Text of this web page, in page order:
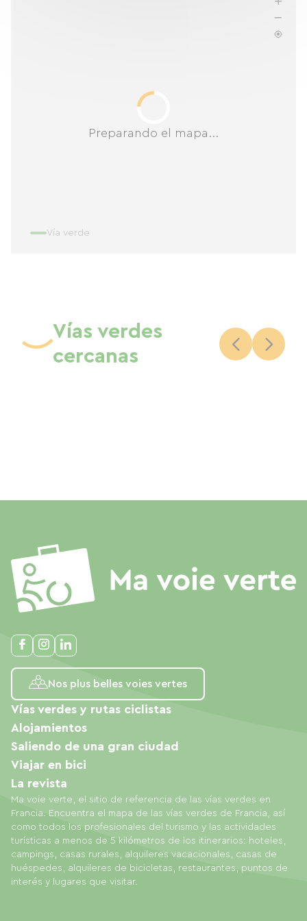
Preparando el mapa...
Vía verde
Vías verdes
cercanas
Nos plus belles voies vertes
Ma voie verte, el sitio de referencia de las vías verdes en
Francia. Encuentra el mapa de las vías verdes de Francia, así
como todos los profesionales del turismo y las actividades
turísticas a menos de 5 kilómetros de los itinerarios: hoteles,
campings, casas rurales, alquileres vacacionales, casas de
huéspedes, alquileres de bicicletas, restaurantes, puntos de
interés y lugares que visitar.
Vías verdes y rutas ciclistas
Alojamientos
Saliendo de una gran ciudad
Viajar en bici
La revista